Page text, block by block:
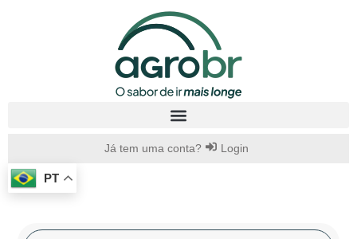
Já tem uma conta? Login
PT